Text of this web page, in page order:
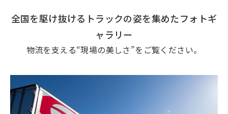
全国を駆け抜けるトラックの姿を集めたフォトギ
ャラリー
物流を支える“現場の美しさ”をご覧ください。